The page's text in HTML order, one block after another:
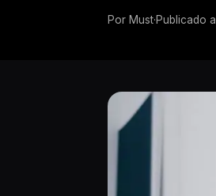
Por Must·Publicado a